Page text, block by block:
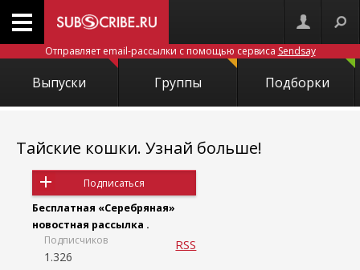
Отправляет email-рассылки с помощью сервиса Sendsay
Выпуски Группы Подборки
Тайские кошки. Узнай больше!
Подписаться
Бесплатная «Серебряная»
новостная рассылка .
Подписчиков
1.326
RSS